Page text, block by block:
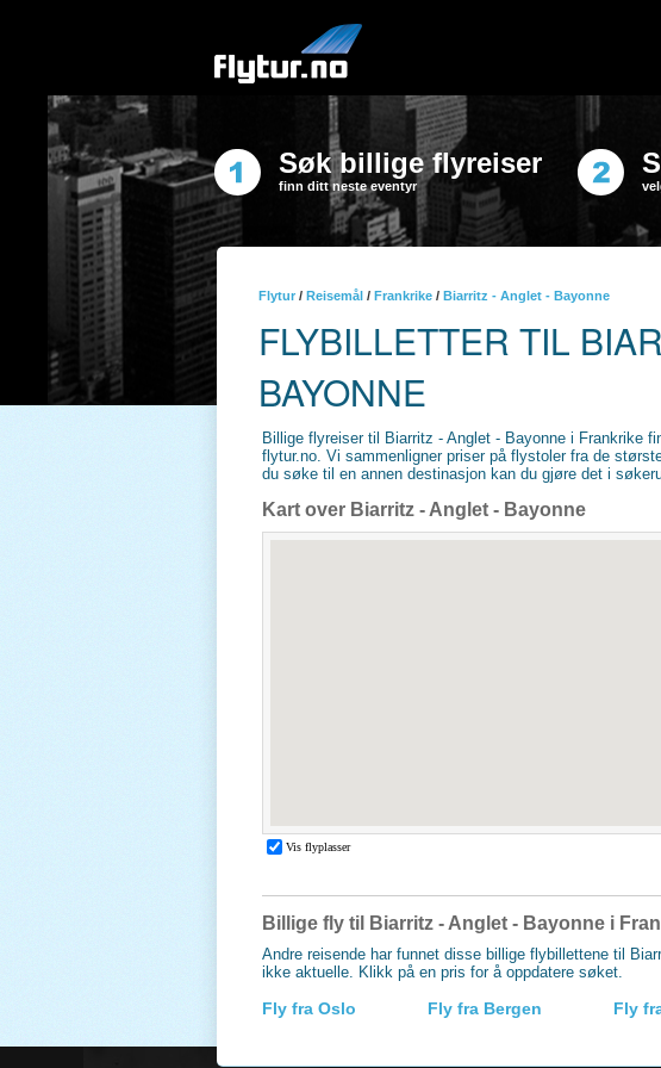
Søk billige flyreiser
finn ditt neste eventyr
Flytur / Reisemål / Frankrike / Biarritz - Anglet - Bayonne
FLYBILLETTER TIL
BAYONNE
Billige flyreiser til Biarritz - Anglet - Bayonne i Frankrike
flytur.no. Vi sammenligner priser på flystoler fra de
du søke til en annen destinasjon kan du gjøre det i
Kart over Biarritz - Anglet - Bayonne
Billige fly til Biarritz - Anglet - Bayonne i
Andre reisende har funnet disse billige flybillettene til
ikke aktuelle. Klikk på en pris for å oppdatere søket.
Fly fra Oslo Fly fra Bergen Fly